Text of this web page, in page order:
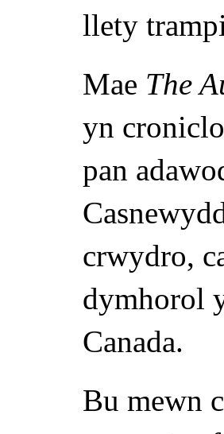
llety
Mae The
yn
pan
crwydro,
dymhorol
Canada.
Bu mewn